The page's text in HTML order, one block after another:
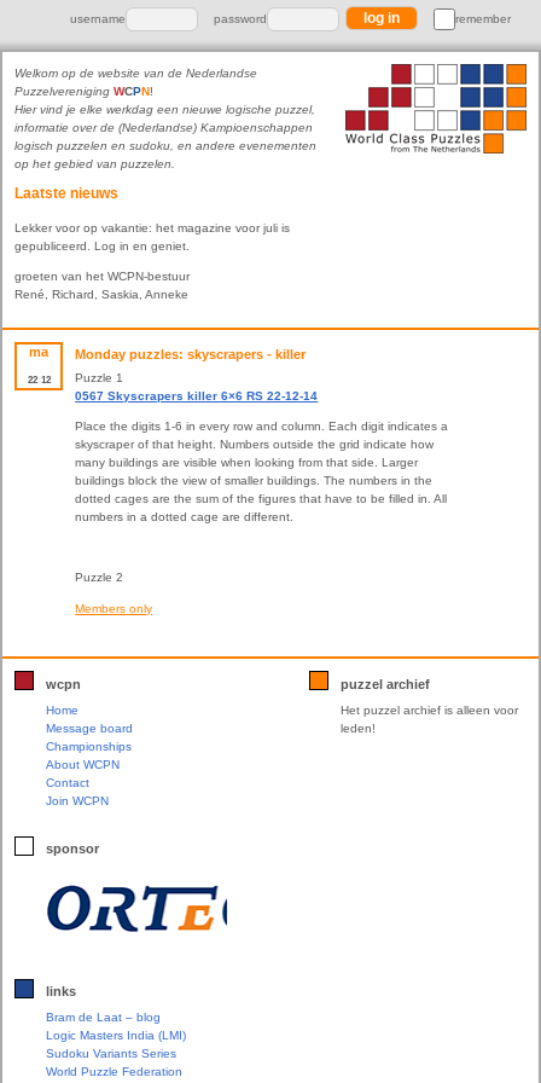
username password remember
Welkom op de website van de Nederlandse
Puzzelvereniging WCPN!
Hier vind je elke werkdag een nieuwe logische puzzel,
informatie over de (Nederlandse) Kampioenschappen
logisch puzzelen en sudoku, en andere evenementen
op het gebied van puzzelen.
Laatste nieuws
Lekker voor op vakantie: het magazine voor juli is
gepubliceerd. Log in en geniet.
groeten van het WCPN-bestuur
René, Richard, Saskia, Anneke
ma
22 12
Monday puzzles: skyscrapers - killer
Puzzle 1
0567 Skyscrapers killer 6×6 RS 22-12-14
Place the digits 1-6 in every row and column. Each digit indicates a
skyscraper of that height. Numbers outside the grid indicate how
many buildings are visible when looking from that side. Larger
buildings block the view of smaller buildings. The numbers in the
dotted cages are the sum of the figures that have to be filled in. All
numbers in a dotted cage are different.
Puzzle 2
Members only
wcpn
Home
Message board
Championships
About WCPN
Contact
Join WCPN
sponsor
links
Bram de Laat – blog
Logic Masters India (LMI)
Sudoku Variants Series
World Puzzle Federation
puzzel archief
Het puzzel archief is alleen voor
leden!